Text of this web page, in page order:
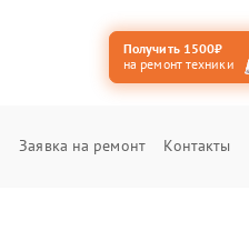
Получить 1500₽
на ремонт техники
Заявка на ремонт Контакты